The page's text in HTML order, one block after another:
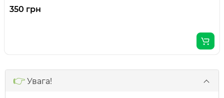
350 грн
👉 Увага!